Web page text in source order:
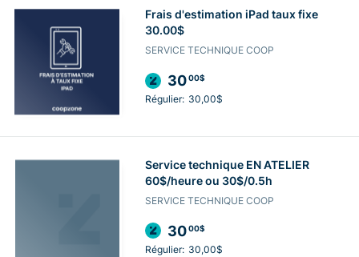
Frais d'estimation iPad taux fixe
30.00$
SERVICE TECHNIQUE COOP
3000$
Régulier: 30,00$
Service technique EN ATELIER
60$/heure ou 30$/0.5h
SERVICE TECHNIQUE COOP
3000$
Régulier: 30,00$